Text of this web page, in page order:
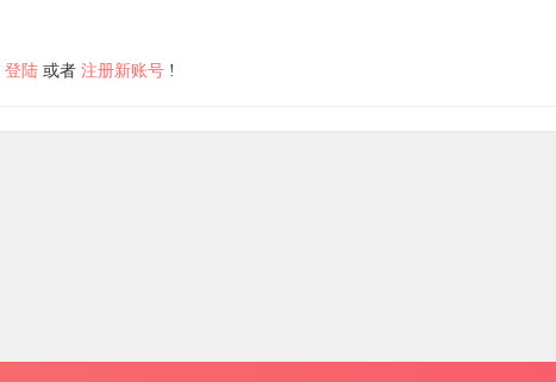
登陆 或者 注册新账号 !